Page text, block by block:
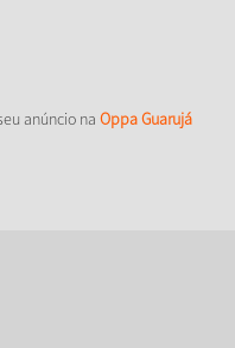
anúncio na Oppa Guarujá